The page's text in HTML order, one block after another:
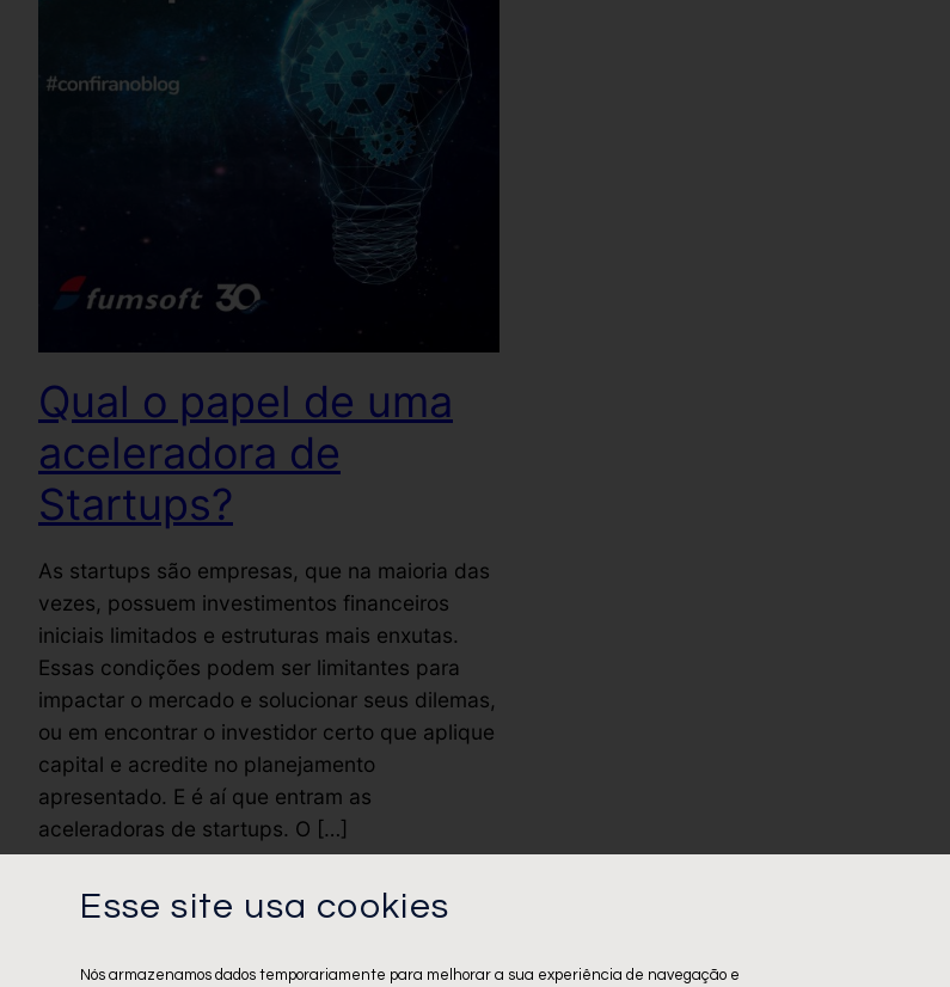
Qual o papel de uma
aceleradora de
Startups?
As startups são empresas, que na maioria das
vezes, possuem investimentos financeiros
iniciais limitados e estruturas mais enxutas.
Essas condições podem ser limitantes para
impactar o mercado e solucionar seus dilemas,
ou em encontrar o investidor certo que aplique
capital e acredite no planejamento
apresentado. E é aí que entram as
aceleradoras de startups. O […]
Esse site usa cookies
Nós armazenamos dados temporariamente para melhorar a sua experiência de navegação e